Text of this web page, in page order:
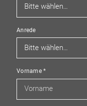
Anrede
Vorname*